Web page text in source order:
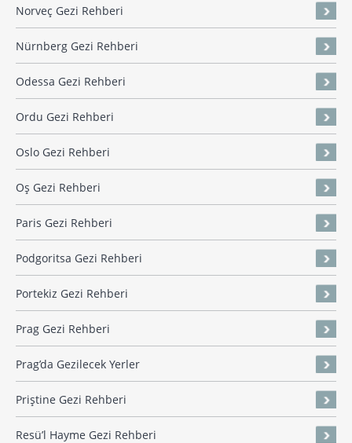
Norveç Gezi Rehberi
Nürnberg Gezi Rehberi
Odessa Gezi Rehberi
Ordu Gezi Rehberi
Oslo Gezi Rehberi
Oş Gezi Rehberi
Paris Gezi Rehberi
Podgoritsa Gezi Rehberi
Portekiz Gezi Rehberi
Prag Gezi Rehberi
Prag’da Gezilecek Yerler
Priştine Gezi Rehberi
Resü’l Hayme Gezi Rehberi